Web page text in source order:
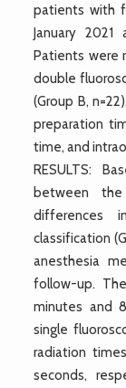
patients with
January
Patients were
double
(Group B,
preparation
time, and
RESULTS:
between
differences
classification
anesthesia
follow-up.
minutes and
single
radiation
seconds,